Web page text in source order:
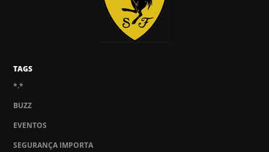
TAGS
*.*
BUZZ
EVENTOS
SEGURANÇA IMPORTA